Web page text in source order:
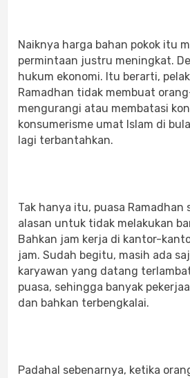
Naiknya harga bahan pokok itu
permintaan justru meningkat.
hukum ekonomi. Itu berarti,
Ramadhan tidak membuat
mengurangi atau membatasi
konsumerisme umat Islam di
lagi terbantahkan.
Tak hanya itu, puasa Ramadhan
alasan untuk tidak melakukan
Bahkan jam kerja di kantor-
jam. Sudah begitu, masih ada
karyawan yang datang
puasa, sehingga banyak
dan bahkan terbengkalai.
Padahal sebenarnya, ketika